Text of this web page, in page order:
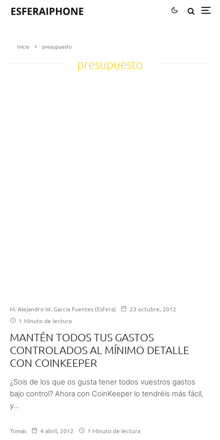
Inicio presupuesto
presupuesto
M. Alejandro W. García Fuentes (Esfera)
23 octubre, 2012
1 Minuto de lectura
MANTÉN TODOS TUS GASTOS
CONTROLADOS AL MÍNIMO DETALLE
CON COINKEEPER
¿Sois de los que os gusta tener todos vuestros gastos
bajo control? Ahora con CoinKeeper lo tendréis más fácil,
y...
Tomás 4 abril, 2012 1 Minuto de lectura